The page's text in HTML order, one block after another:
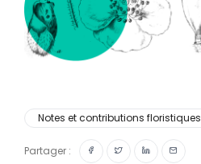
Notes et contributions floristiques
Partager :